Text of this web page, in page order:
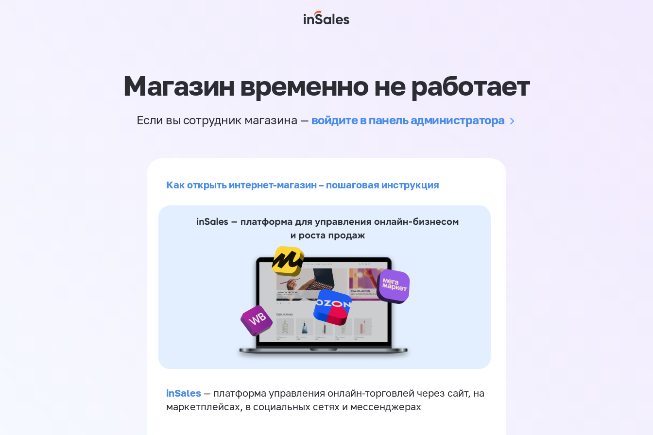
Магазин временно не работает
Если вы сотрудник магазина — войдите в панель администратора
Как открыть интернет-магазин – пошаговая инструкция
inSales — платформа управления онлайн-торговлей через сайт, на
маркетплейсах, в социальных сетях и мессенджерах